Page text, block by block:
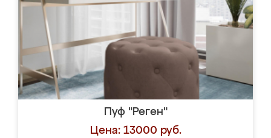
Пуф "Реген"
Цена: 13000 руб.